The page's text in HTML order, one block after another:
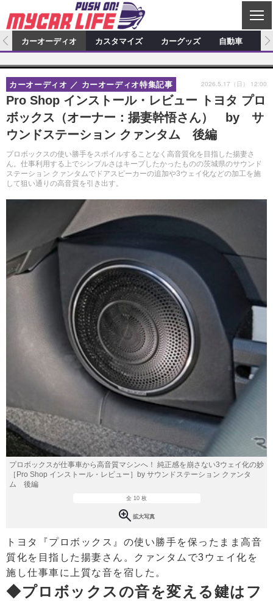
C
L
S
E
カーオーディオ
特集記事 新製品情報
プロショップ検索 ショップ訪問記
カーオーディオニュース デモカー製作記
その他
カスタマイズ
カスタマイズ特集記事 カスタマイズ新製品情報
カスタマイズニュース
カーグッズ
カーグッズ特集記事 カーグッズ新製品情報
カーグッズニュース
自動車
スクープ
カーオーディオ カスタマイズ カーグッズ 自動車
Pro Shop インストール・レビュー トヨタ プロ
ボックス（オーナー：揚妻幹悟さん） by サ
ウンドステーション クァンタム 後編
プロボックスの使い勝手をスポイルすることなく高音質化を目指した揚妻さ
ん。仕事利用する上でシンプルさはキープしたかったものの茨城県のサウンド
ステーション クァンタムでドアスピーカーの追加や3ウェイ化などの加工を施
して狙い通りの高音質を引き出す。
カーオーディオ カーオーディオ特集記事 2026.5.17（日） 12:00
プロボックスが仕事車から高音質マシンへ！ 純正感を崩さない3ウェイ化の妙
［Pro Shop インストール・レビュー］by サウンドステーション クァンタ
ム 後編
全 10 枚
拡大写真
トヨタ『プロボックス』の使い勝手を保ったまま高音
質化を目指した揚妻さん。クァンタムで3ウェイ化を
施し仕事車に上質な音を宿した。
◆プロボックスの音を変える鍵はフ